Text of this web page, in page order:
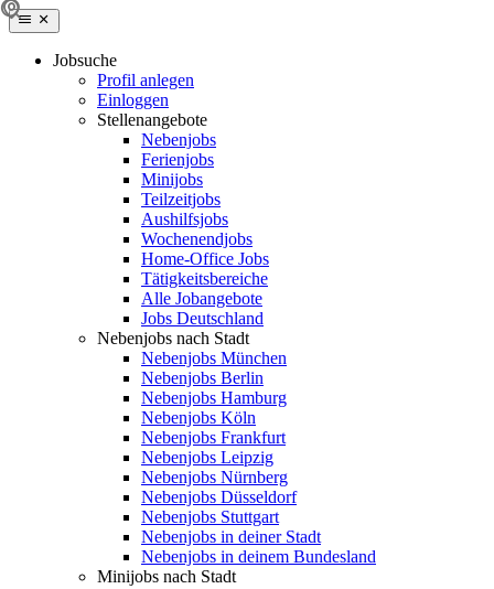
Jobsuche
Profil anlegen
Einloggen
Stellenangebote
Nebenjobs
Ferienjobs
Minijobs
Teilzeitjobs
Aushilfsjobs
Wochenendjobs
Home-Office Jobs
Tätigkeitsbereiche
Alle Jobangebote
Jobs Deutschland
Nebenjobs nach Stadt
Nebenjobs München
Nebenjobs Berlin
Nebenjobs Hamburg
Nebenjobs Köln
Nebenjobs Frankfurt
Nebenjobs Leipzig
Nebenjobs Nürnberg
Nebenjobs Düsseldorf
Nebenjobs Stuttgart
Nebenjobs in deiner Stadt
Nebenjobs in deinem Bundesland
Minijobs nach Stadt